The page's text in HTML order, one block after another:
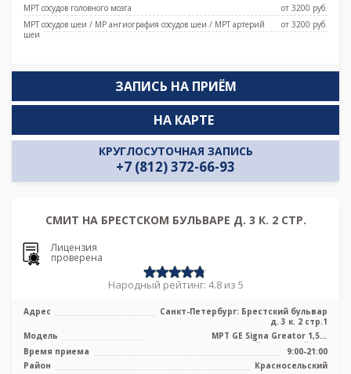
МРТ сосудов головного мозга
от 3200 pуб.
МРТ сосудов шеи / МР ангиография сосудов шеи / МРТ артерий
шеи
от 3200 pуб.
ЗАПИСЬ НА ПРИЁМ
КРУГЛОСУТОЧНАЯ ЗАПИСЬ
+7 (812) 372-66-93
НА КАРТЕ
СМИТ НА БРЕСТСКОМ БУЛЬВАРЕ Д. 3 К. 2 СТР.
Лицензия
проверена
Народный рейтинг: 4.8 из 5
Адрес
Санкт-Петербург: Брестский бульвар
д. 3 к. 2 стр.1
Модель
МРТ GE Signa Greator 1,5 т
высокопольный закрытый тип
Время приема
9:00-21:00
Район
Красносельский